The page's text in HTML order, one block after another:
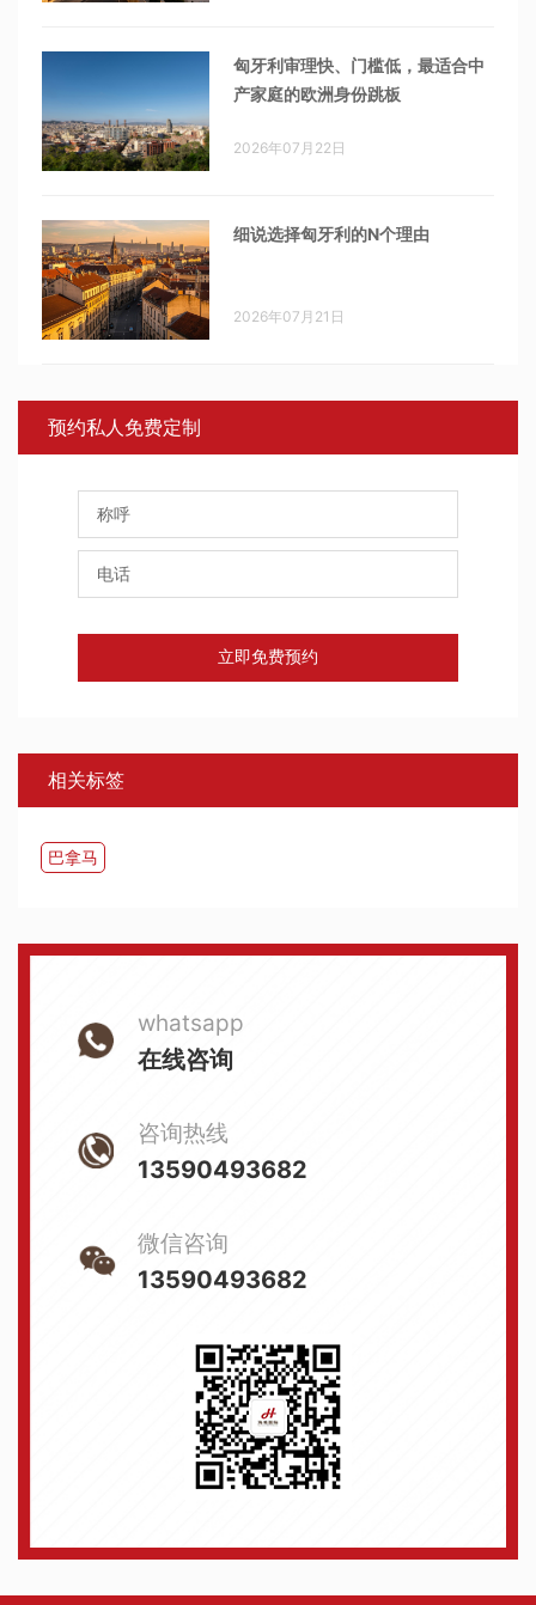
匈牙利审理快、门槛低，最适合中
产家庭的欧洲身份跳板
2026年07月22日
细说选择匈牙利的N个理由
2026年07月21日
预约私人免费定制
立即免费预约
相关标签
巴拿马
whatsapp
在线咨询
咨询热线
13590493682
微信咨询
13590493682